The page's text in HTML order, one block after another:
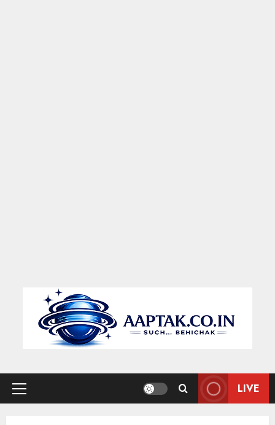
Primary
LIVE